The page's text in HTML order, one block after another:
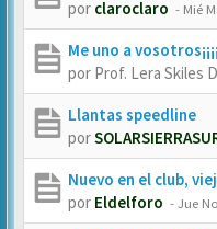
por claroclaro - Mié
Me uno a vosotros¡¡¡¡
por Prof. Lera Skiles
Llantas speedline
por
Nuevo en el club,
por Eldelforo -Jue